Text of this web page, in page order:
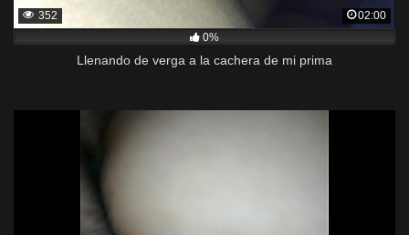
352
02:00
0%
Llenando de verga a la cachera de mi prima